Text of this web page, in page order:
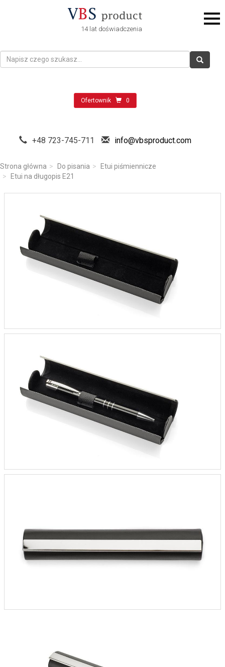
14 lat doświadczenia
Ofertownik 0
+48 723-745-711 info@vbsproduct.com
Strona główna Do pisania
Etui piśmiennicze
Etui na długopis E21